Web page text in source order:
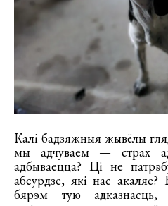
Калі бадзяжныя жывёлы
мы адчуваем — страх
адбываецца? Ці не
абсурдзе, які нас
бярэм тую адказнасць,